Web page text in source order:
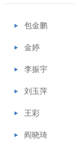
包金鹏
金婷
李振宇
刘玉萍
王彩
阎晓琦